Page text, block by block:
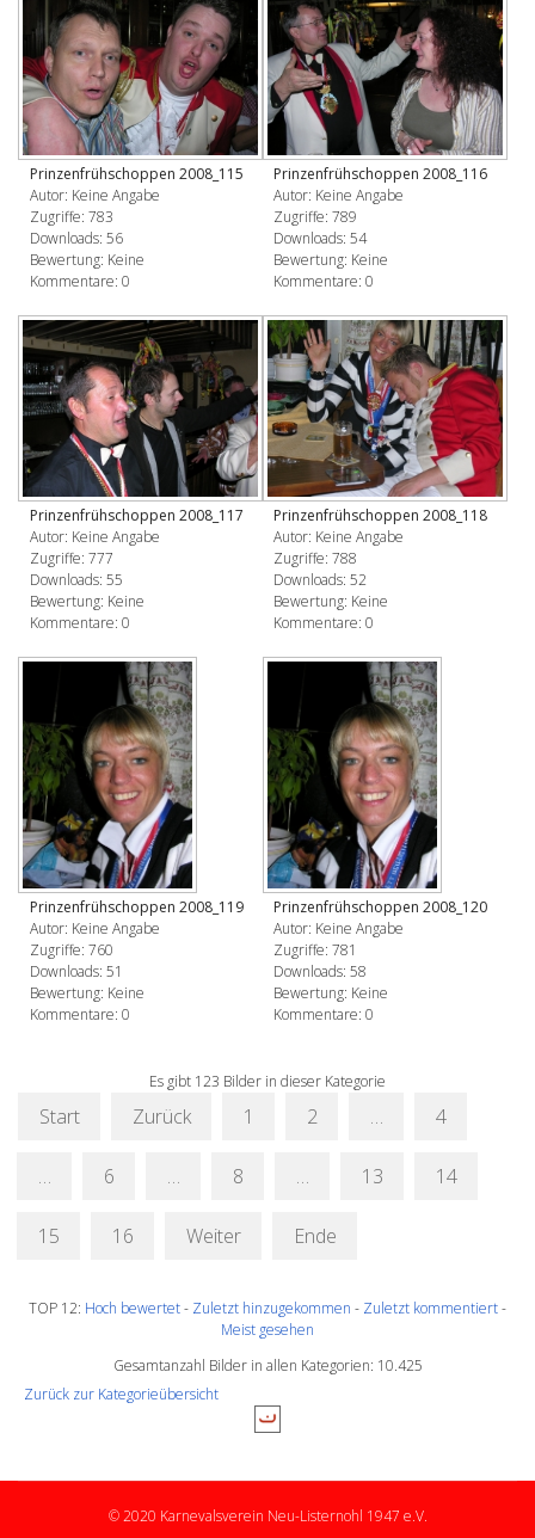
Prinzenfrühschoppen 2008_115
Autor: Keine Angabe
Zugriffe: 783
Downloads: 56
Bewertung: Keine
Kommentare: 0
Prinzenfrühschoppen 2008_116
Autor: Keine Angabe
Zugriffe: 789
Downloads: 54
Bewertung: Keine
Kommentare: 0
Prinzenfrühschoppen 2008_117
Autor: Keine Angabe
Zugriffe: 777
Downloads: 55
Bewertung: Keine
Kommentare: 0
Prinzenfrühschoppen 2008_118
Autor: Keine Angabe
Zugriffe: 788
Downloads: 52
Bewertung: Keine
Kommentare: 0
Prinzenfrühschoppen 2008_119
Autor: Keine Angabe
Zugriffe: 760
Downloads: 51
Bewertung: Keine
Kommentare: 0
Prinzenfrühschoppen 2008_120
Autor: Keine Angabe
Zugriffe: 781
Downloads: 58
Bewertung: Keine
Kommentare: 0
Es gibt 123 Bilder in dieser Kategorie
Start Zurück 1 2 … 4
… 6 … 8 … 13 14
15 16 Weiter Ende
TOP 12: Hoch bewertet- Zuletzt hinzugekommen - Zuletzt kommentiert-
Meist gesehen
Gesamtanzahl Bilder in allen Kategorien: 10.425
Zurück zur Kategorieübersicht
© 2020 Karnevalsverein Neu-Listernohl 1947 e.V.